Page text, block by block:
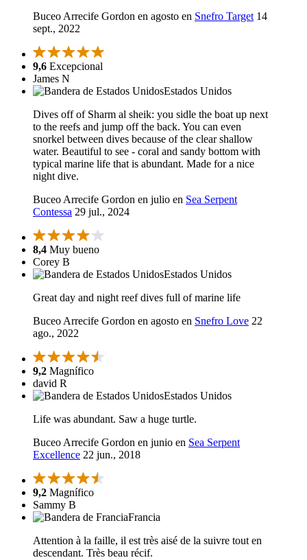
Buceo Arrecife Gordon en agosto en Snefro Target 14
sept., 2022
9,6 Excepcional
James N
Estados Unidos
Dives off of Sharm al sheik: you sidle the boat up next
to the reefs and jump off the back. You can even
snorkel between dives because of the clear shallow
water. Beautiful to see - coral and sandy bottom with
typical marine life that is abundant. Made for a nice
night dive.
Buceo Arrecife Gordon en julio en Sea Serpent
Contessa 29 jul., 2024
8,4 Muy bueno
Corey B
Estados Unidos
Great day and night reef dives full of marine life
Buceo Arrecife Gordon en agosto en Snefro Love 22
ago., 2022
9,2 Magnífico
david R
Estados Unidos
Life was abundant. Saw a huge turtle.
Buceo Arrecife Gordon en junio en Sea Serpent
Excellence 22 jun., 2018
9,2 Magnífico
Sammy B
Francia
Attention à la faille, il est très aisé de la suivre tout en
descendant. Très beau récif.